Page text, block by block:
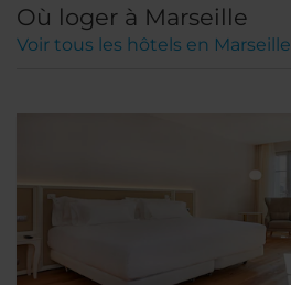
Où loger à Marseille
Voir tous les hôtels en Marseille